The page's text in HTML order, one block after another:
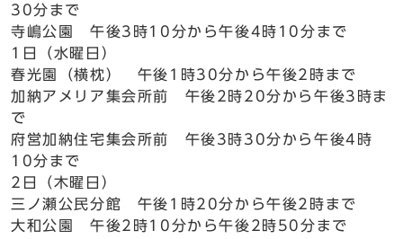
30分まで
寺嶋公園 午後3時10分から午後4時10分まで
1日（水曜日）
春光園（横枕） 午後1時30分から午後2時まで
加納アメリア集会所前 午後2時20分から午後3時ま
で
府営加納住宅集会所前 午後3時30分から午後4時
10分まで
2日（木曜日）
三ノ瀬公民分館 午後1時20分から午後2時まで
大和公園 午後2時10分から午後2時50分まで